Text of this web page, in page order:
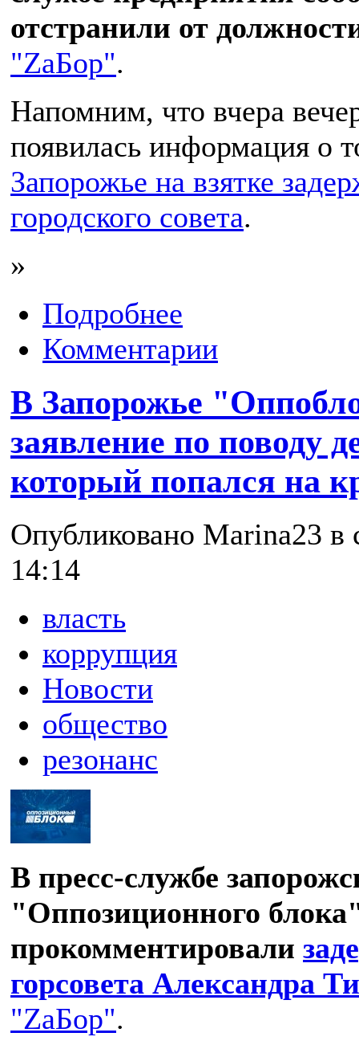
отстранили от
"ZаБор".
Напомним, что вчера
появилась информация о
Запорожье на взятке
городского совета.
»
Подробнее
Комментарии
В Запорожье
заявление по поводу
который попался на
Опубликовано Marina23 в
14:14
власть
коррупция
Новости
общество
резонанс
В пресс-службе
"Оппозиционного
прокомментировали
горсовета Александра
"ZаБор".